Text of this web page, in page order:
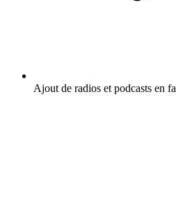
Ajout de radios et podcasts en